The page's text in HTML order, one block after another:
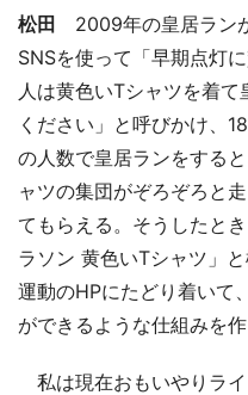
松田 2009年の皇居ラン
SNSを使って「早期点灯
人は黄色いTシャツを着
ください」と呼びかけ、
の人数で皇居ランをする
ャツの集団がぞろぞろと
てもらえる。そうしたと
ラソン 黄色いTシャツ」
運動のHPにたどり着いて
ができるような仕組みを作
私は現在おもいやりラ